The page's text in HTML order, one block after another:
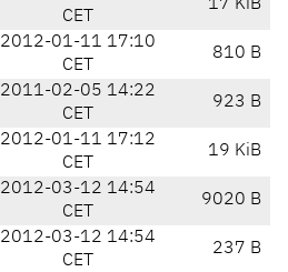
CET
17 KiB
2012-01-11 17:10
CET
810 B
2011-02-05 14:22
CET
923 B
2012-01-11 17:12
CET
19 KiB
2012-03-12 14:54
CET
9020 B
2012-03-12 14:54
CET
237 B